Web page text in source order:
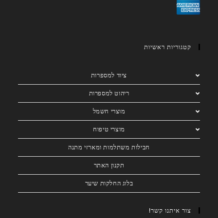
קטגוריות ראשיות
ציוד למספרות
ריהוט למספרות
מוצרי חשמל
מוצרי טיפוח
חבילות משתלמות ומארזי מתנה
תקנון האתר
בלוג החלקות שיער
צור איתנו קשר!